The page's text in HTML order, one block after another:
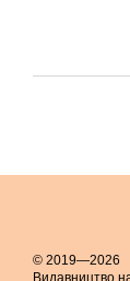
© 2019—2026
Видавництво